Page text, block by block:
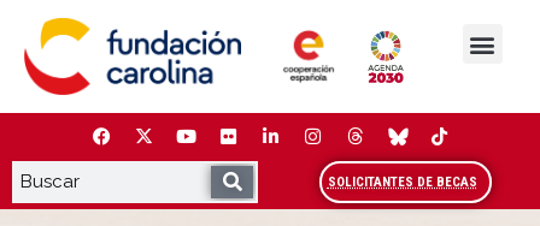
contenido
SOLICITANTES DE BECAS